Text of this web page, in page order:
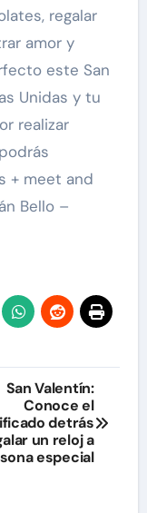
regalar
amor y
este San
Unidas y tu
realizar
+ meet and
Bello –
San Valentín:
Conoce el
detrás
un reloj a
especial